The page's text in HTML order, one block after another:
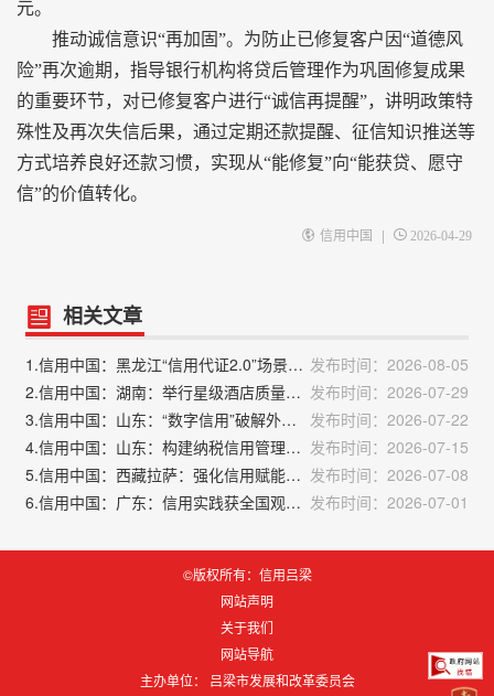
元。
推动诚信意识“再加固”。为防止已修复客户因“道德风
险”再次逾期，指导银行机构将贷后管理作为巩固修复成果
的重要环节，对已修复客户进行“诚信再提醒”，讲明政策特
殊性及再次失信后果，通过定期还款提醒、征信知识推送等
方式培养良好还款习惯，实现从“能修复”向“能获贷、愿守
信”的价值转化。
信用中国 | 2026-04-29
相关文章
1.信用中国：黑龙江“信用代证2.0”场景再拓展 融合赋能公证服务 发布时间：2026-08-05
2.信用中国：湖南：举行星级酒店质量信用推进会 发布时间：2026-07-29
3.信用中国：山东：“数字信用”破解外贸企业融资难
发布时间：2026-07-22
4.信用中国：山东：构建纳税信用管理全链条闭环 发布时间：2026-07-15
5.信用中国：西藏拉萨：强化信用赋能，培育日喀则市首家AEO高级认证企业 发布时间：2026-07-08
6.信用中国：广东：信用实践获全国观摩推广 发布时间：2026-07-01
©版权所有：信用吕梁
网站声明
关于我们
网站导航
主办单位： 吕梁市发展和改革委员会